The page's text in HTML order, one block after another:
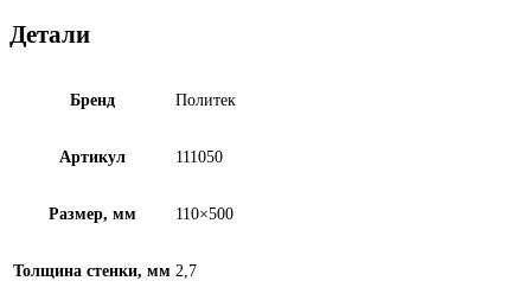
Детали
Бренд Политек
Артикул 111050
Размер, мм 110×500
Толщина стенки, мм 2,7